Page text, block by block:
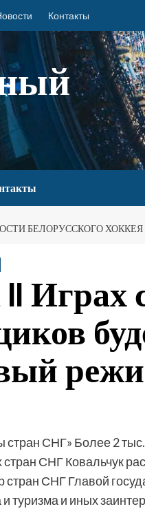
Контакты
БЕЛОРУССКОГО ХОККЕЯ
II
стран СНГ» Более 2
СНГ Ковальчук
стран СНГ Главой
туризма и иных